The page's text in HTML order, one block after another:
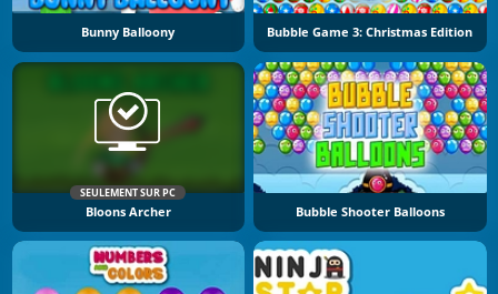
Bunny Balloony Bubble Game 3: Christmas Edition
SEULEMENT SUR PC
Bloons Archer Bubble Shooter Balloons